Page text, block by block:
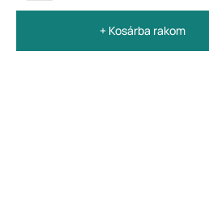
+ Kosárba rakom